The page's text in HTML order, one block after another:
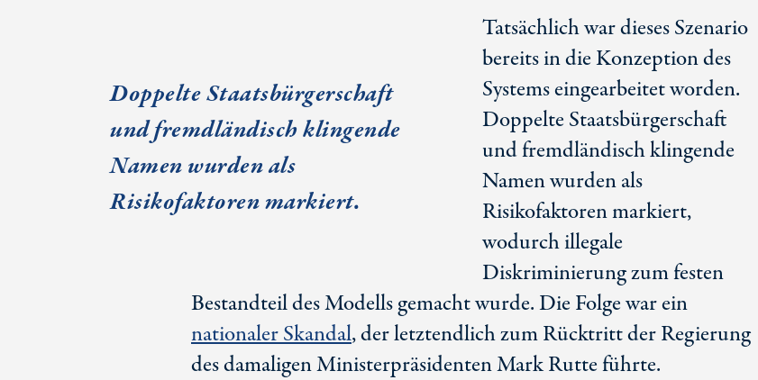
Doppelte Staatsbürgerschaft
und fremdländisch klingende
Namen wurden als
Risikofaktoren markiert.
Tatsächlich war dieses Szenario
bereits in die Konzeption des
Systems eingearbeitet worden.
Doppelte Staatsbürgerschaft
und fremdländisch klingende
Namen wurden als
Risikofaktoren markiert,
wodurch illegale
Diskriminierung zum festen
Bestandteil des Modells gemacht wurde. Die Folge war ein
nationaler Skandal, der letztendlich zum Rücktritt der Regierung
des damaligen Ministerpräsidenten Mark Rutte führte.